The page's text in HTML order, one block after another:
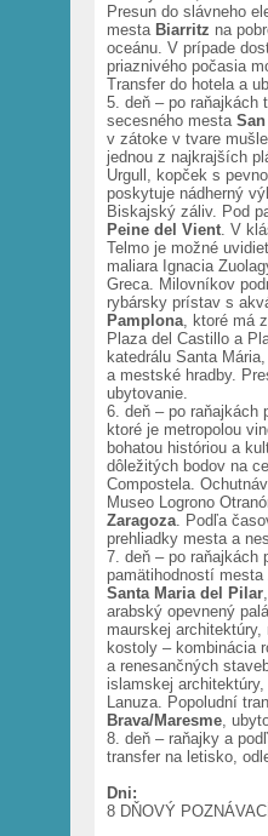
Presun do slávneho
mesta Biarritz na
oceánu. V prípade
priaznivého počasia
Transfer do hotela a
5. deň – po raňajkách
secesného mesta
v zátoke v tvare
jednou z najkrajších
Urgull, kopček s
poskytuje nádherný
Biskajský záliv. Pod
Peine del Vient . V
Telmo je možné
maliara Ignacia
Greca. Milovníkov
rybársky prístav s
Pamplona , ktoré má
Plaza del Castillo a
katedrálu Santa
a mestské hradby.
ubytovanie.
6. deň – po raňajkách
ktoré je metropolou
bohatou históriou a
dôležitých bodov na
Compostela.
Museo Logrono
Zaragoza . Podľa
prehliadky mesta a
7. deň – po raňajkách
pamätihodností
Santa Maria del Pilar
arabský opevnený
maurskej architektúry,
kostoly – kombinácia
a renesančných
islamskej
Lanuza. Popoludní
Brava/Maresme ,
8. deň – raňajky a
transfer na letisko,
Dni:
8 DŇOVÝ